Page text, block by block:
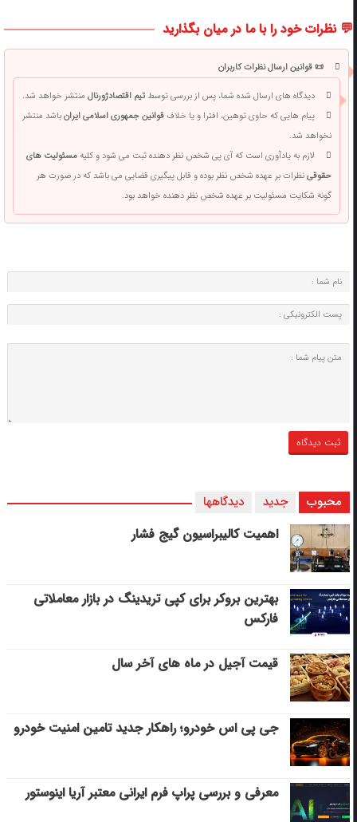
💬 نظرات خود را با ما در میان بگذارید
📜 قوانین ارسال نظرات کاربران
دیدگاه های ارسال شده شما، پس از بررسی توسطتیم اقتصادژورنالمنتشر خواهد شد.
پیام هایی که حاوی توهین، افترا و یا خلافقوانین جمهوری اسلامی ایرانباشد منتشر
نخواهد شد.
لازم به یادآوری است که آی پی شخص نظر دهنده ثبت می شود و کلیهمسئولیت های
حقوقینظرات بر عهده شخص نظر بوده و قابل پیگیری قضایی می باشد که در صورت هر
گونه شکایت مسئولیت بر عهده شخص نظر دهنده خواهد بود.
محبوب جدید دیدگاهها
اهمیت کالیبراسیون گیج فشار
بهترین بروکر برای کپی‌ تریدینگ در بازار معاملاتی
فارکس
قیمت آجیل در ماه های آخر سال
جی پی اس خودرو؛ راهکار جدید تامین امنیت خودرو
معرفی و بررسی پراپ فرم ایرانی معتبر آریا اینوستور